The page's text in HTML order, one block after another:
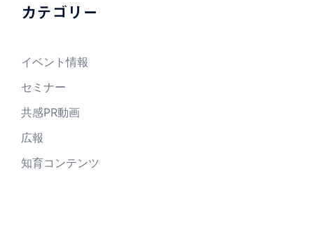
カテゴリー
イベント情報
セミナー
共感PR動画
広報
知育コンテンツ